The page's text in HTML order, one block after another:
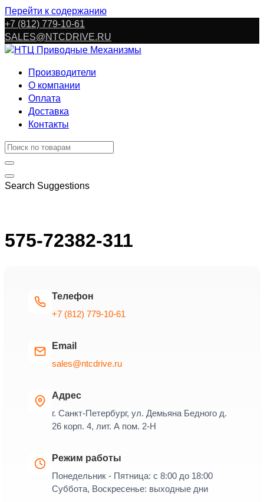
Перейти к содержанию
+7 (812) 779-10-61
SALES@NTCDRIVE.RU
Производители
О компании
Оплата
Доставка
Контакты
Search Suggestions
575-72382-311
Телефон
+7 (812) 779-10-61
Email
sales@ntcdrive.ru
Адрес
г. Санкт-Петербург, ул. Демьяна Бедного д.
26 корп. 4, лит. А пом. 2-Н
Режим работы
Понедельник - Пятница: с 8:00 до 18:00
Суббота, Воскресенье: выходные дни